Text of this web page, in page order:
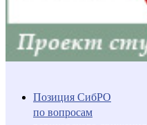
Позиция СибРО
по вопросам